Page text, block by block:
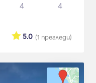
4 4
(1 прегледи)
5.0